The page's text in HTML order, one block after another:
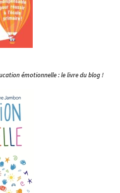
émotionnelle : le livre du blog !